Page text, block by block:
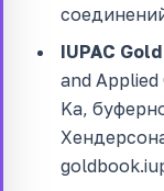
IUPAC
and
Ka,